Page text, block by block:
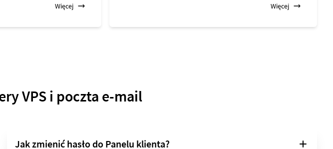
Więcej Więcej
VPS i poczta e-mail
Jak zmienić hasło do Panelu klienta?